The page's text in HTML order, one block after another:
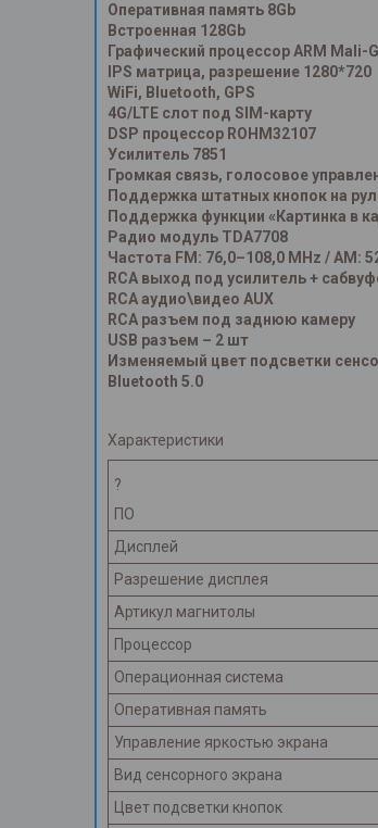
Оперативная память 8Gb
Встроенная 128Gb
Графический процессор ARM Mali-
IPS матрица, разрешение 1280*720
WiFi, Bluetooth, GPS
4G/LTE слот под SIM-карту
DSP процессор ROHM32107
Усилитель 7851
Громкая связь, голосовое
Поддержка штатных кнопок на
Поддержка функции «Картинка в
Радио модуль TDA7708
Частота FM: 76,0–108,0 MHz / AM:
RCA выход под усилитель +
RCA аудио\видео AUX
RCA разъем под заднюю камеру
USB разъем – 2 шт
Изменяемый цвет подсветки
Bluetooth 5.0
Характеристики
?
ПО
Дисплей
Разрешение дисплея
Артикул магнитолы
Процессор
Операционная система
Оперативная память
Управление яркостью экрана
Вид сенсорного экрана
Цвет подсветки кнопок